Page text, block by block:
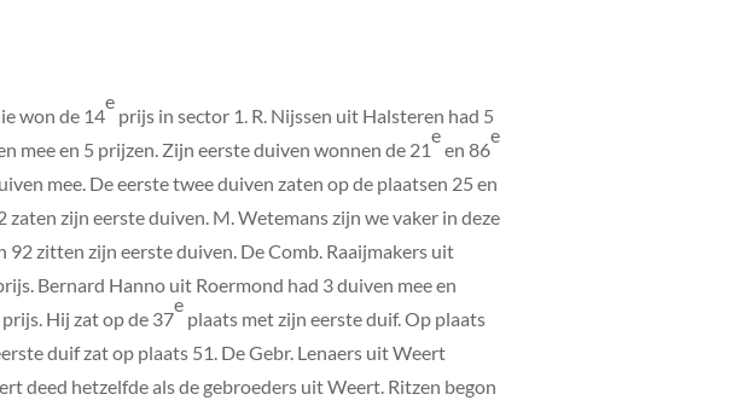
won de 14
e
prijs in sector 1. R. Nijssen uit Halsteren had 5
mee en 5 prijzen. Zijn eerste duiven wonnen de 21
e
en 86
e
mee. De eerste twee duiven zaten op de plaatsen 25 en
zijn eerste duiven. M. Wetemans zijn we vaker in deze
zitten zijn eerste duiven. De Comb. Raaijmakers uit
Bernard Hanno uit Roermond had 3 duiven mee en
Hij zat op de 37
e
plaats met zijn eerste duif. Op plaats
duif zat op plaats 51. De Gebr. Lenaers uit Weert
deed hetzelfde als de gebroeders uit Weert. Ritzen begon